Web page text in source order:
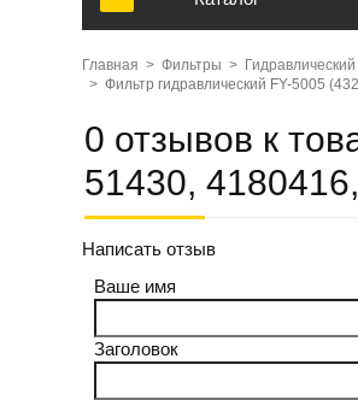
Главная > Фильтры >
> Фильтр гидравлический FY-5005
0 отзывов к
51430,
Написать отзыв
Ваше имя
Заголовок